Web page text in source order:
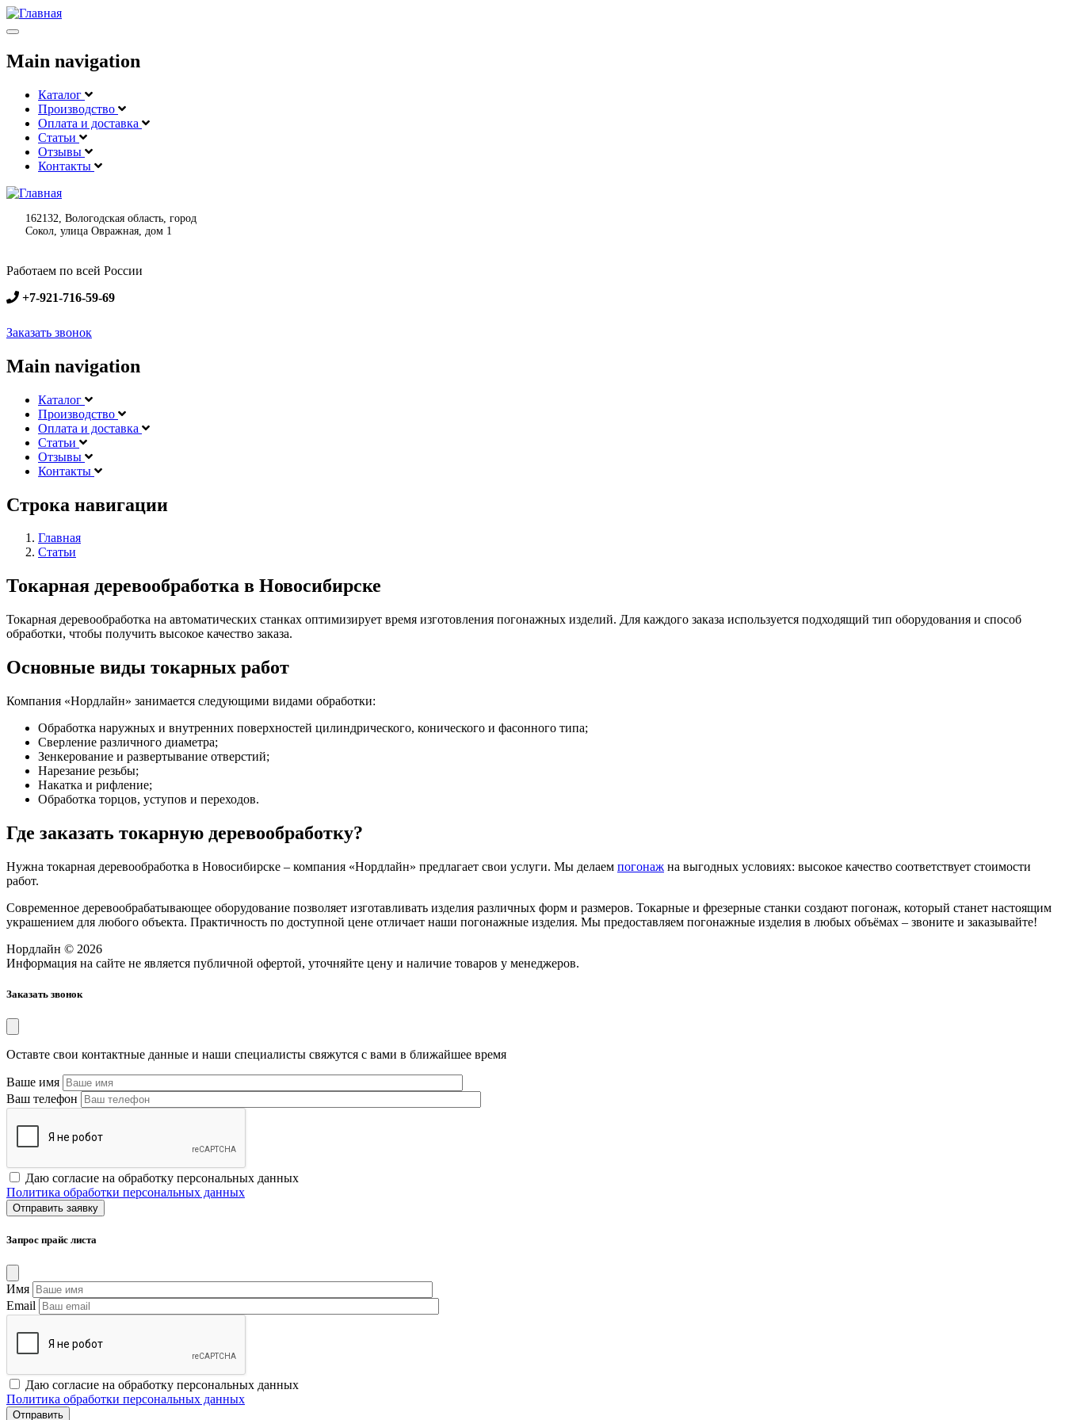
Меню
Main navigation
Каталог
Производство
Оплата и доставка
Статьи
Отзывы
Контакты
162132, Вологодская область, город
Сокол, улица Овражная, дом 1
Работаем по всей России
+7-921-716-59-69
Заказать звонок
Main navigation
Каталог
Производство
Оплата и доставка
Статьи
Отзывы
Контакты
Строка навигации
Главная
Статьи
Токарная деревообработка в Новосибирске
Токарная деревообработка на автоматических станках оптимизирует время изготовления погонажных изделий. Для каждого заказа используется подходящий тип оборудования и способ
обработки, чтобы получить высокое качество заказа.
Основные виды токарных работ
Компания «Нордлайн» занимается следующими видами обработки:
Обработка наружных и внутренних поверхностей цилиндрического, конического и фасонного типа;
Сверление различного диаметра;
Зенкерование и развертывание отверстий;
Нарезание резьбы;
Накатка и рифление;
Обработка торцов, уступов и переходов.
Где заказать токарную деревообработку?
Нужна токарная деревообработка в Новосибирске – компания «Нордлайн» предлагает свои услуги. Мы делаем погонаж на выгодных условиях: высокое качество соответствует стоимости
работ.
Современное деревообрабатывающее оборудование позволяет изготавливать изделия различных форм и размеров. Токарные и фрезерные станки создают погонаж, который станет настоящим
украшением для любого объекта. Практичность по доступной цене отличает наши погонажные изделия. Мы предоставляем погонажные изделия в любых объёмах – звоните и заказывайте!
Нордлайн © 2026
Информация на сайте не является публичной офертой, уточняйте цену и наличие товаров у менеджеров.
Заказать звонок
Оставте свои контактные данные и наши специалисты свяжутся с вами в ближайшее время
Ваше имя
Ваш телефон
Даю согласие на обработку персональных данных
Политика обработки персональных данных
Запрос прайс листа
Имя
Email
Даю согласие на обработку персональных данных
Политика обработки персональных данных